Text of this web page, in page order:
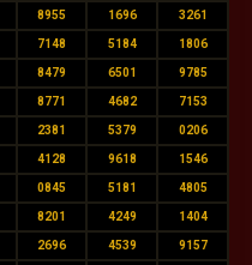
8955 1696 3261
7148 5184 1806
8479 6501 9785
8771 4682 7153
2381 5379 0206
4128 9618 1546
0845 5181 4805
8201 4249 1404
2696 4539 9157